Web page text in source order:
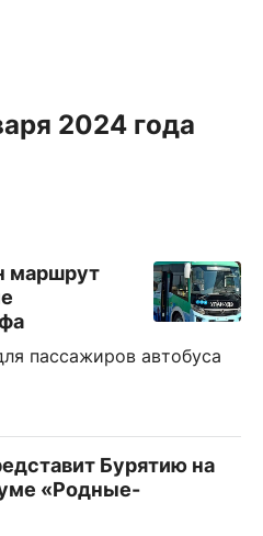
2024 года
маршрут
пассажиров автобуса
Бурятию на
«Родные-